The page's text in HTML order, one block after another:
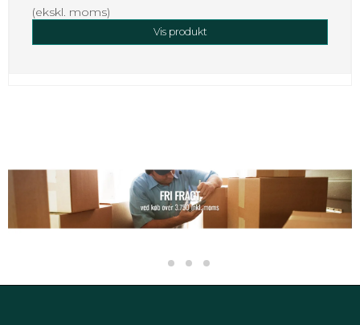
(ekskl. moms)
Vis produkt